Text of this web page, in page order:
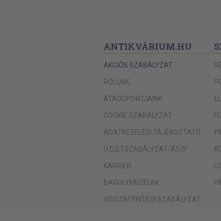
ANTIKVÁRIUM.HU
AKCIÓS SZABÁLYZAT
RÓLUNK
ÁTADÓPONTJAINK
COOKIE SZABÁLYZAT
ADATKEZELÉSI TÁJÉKOZTATÓ
ÜZLETSZABÁLYZAT/ÁSZF
KARRIER
BAGOLYMÚZEUM
VISSZATÉRÍTÉSI SZABÁLYZAT